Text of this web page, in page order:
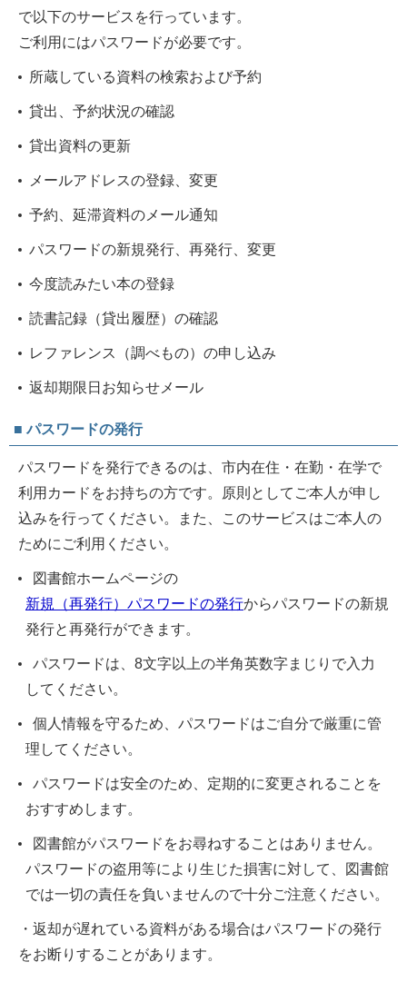
で以下のサービスを行っています。
ご利用にはパスワードが必要です。
所蔵している資料の検索および予約
貸出、予約状況の確認
貸出資料の更新
メールアドレスの登録、変更
予約、延滞資料のメール通知
パスワードの新規発行、再発行、変更
今度読みたい本の登録
読書記録（貸出履歴）の確認
レファレンス（調べもの）の申し込み
返却期限日お知らせメール
■ パスワードの発行
パスワードを発行できるのは、市内在住・在勤・在学で
利用カードをお持ちの方です。原則としてご本人が申し
込みを行ってください。また、このサービスはご本人の
ためにご利用ください。
図書館ホームページの
新規（再発行）パスワードの発行からパスワードの新規
発行と再発行ができます。
パスワードは、8文字以上の半角英数字まじりで入力
してください。
個人情報を守るため、パスワードはご自分で厳重に管
理してください。
パスワードは安全のため、定期的に変更されることを
おすすめします。
図書館がパスワードをお尋ねすることはありません。
パスワードの盗用等により生じた損害に対して、図書館
では一切の責任を負いませんので十分ご注意ください。
・返却が遅れている資料がある場合はパスワードの発行
をお断りすることがあります。